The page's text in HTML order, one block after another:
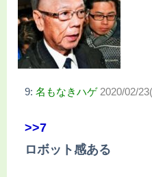
9: 名もなきハゲ 2020/02/
>>7
ロボット感ある